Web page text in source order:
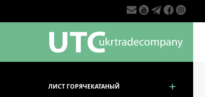
ЛИСТ ГОРЯЧЕКАТАНЫЙ